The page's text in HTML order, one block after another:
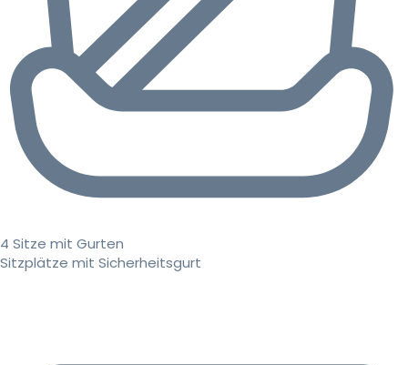
4 Sitze mit Gurten
Sitzplätze mit Sicherheitsgurt